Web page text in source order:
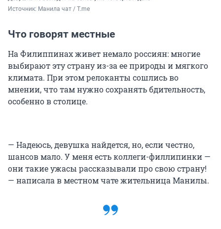
Источник: Манила чат / T.me
Что говорят местные
На Филиппинах живет немало россиян: многие
выбирают эту страну из-за ее природы и мягкого
климата. При этом релоканты сошлись во
мнении, что там нужно сохранять бдительность,
особенно в столице.
— Надеюсь, девушка найдется, но, если честно,
шансов мало. У меня есть коллеги-филлипинки —
они такие ужасы рассказывали про свою страну!
— написала в местном чате жительница Манилы.